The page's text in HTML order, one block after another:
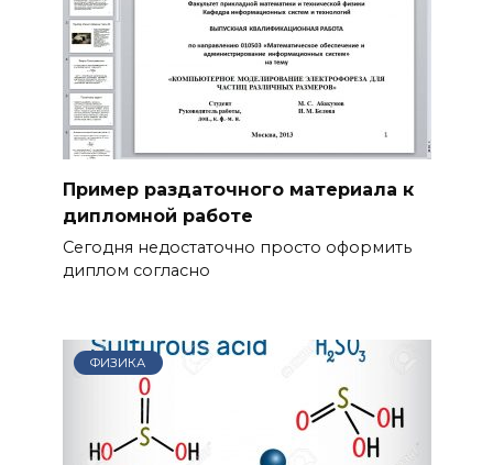
Пример раздаточного материала к
дипломной работе
Сегодня недостаточно просто оформить
диплом согласно
ФИЗИКА